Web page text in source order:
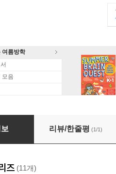
여름방학
모음
(Heaven's Feel) 6
리뷰/한줄평 (1/1)
즈 (11개)